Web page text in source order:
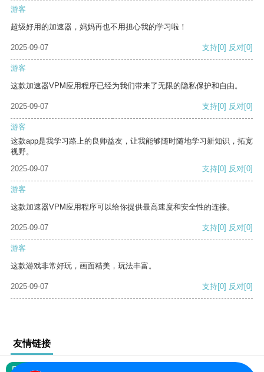
游客
超级好用的加速器，妈妈再也不用担心我的学习啦！
2025-09-07 支持[0] 反对[0]
游客
这款加速器VPM应用程序已经为我们带来了无限的隐私保护和自由。
2025-09-07 支持[0] 反对[0]
游客
这款app是我学习路上的良师益友，让我能够随时随地学习新知识，拓宽
视野。
2025-09-07
支持[0] 反对[0]
游客
这款加速器VPM应用程序可以给你提供最高速度和安全性的连接。
2025-09-07 支持[0] 反对[0]
游客
这款游戏非常好玩，画面精美，玩法丰富。
2025-09-07 支持[0] 反对[0]
友情链接
网站地图